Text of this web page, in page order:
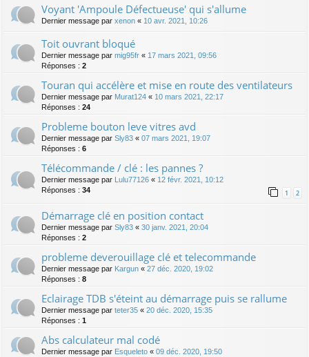
Voyant 'Ampoule Défectueuse' qui s'allume
Dernier message par xenon « 10 avr. 2021, 10:26
Toit ouvrant bloqué
Dernier message par mig95fr « 17 mars 2021, 09:56
Réponses : 2
Touran qui accélère et mise en route des ventilateurs
Dernier message par Murat124 « 10 mars 2021, 22:17
Réponses : 24
Probleme bouton leve vitres avd
Dernier message par Sly83 « 07 mars 2021, 19:07
Réponses : 6
Télécommande / clé : les pannes ?
Dernier message par Lulu77126 « 12 févr. 2021, 10:12
Réponses : 34 1 2
Démarrage clé en position contact
Dernier message par Sly83 « 30 janv. 2021, 20:04
Réponses : 2
probleme deverouillage clé et telecommande
Dernier message par Kargun « 27 déc. 2020, 19:02
Réponses : 8
Eclairage TDB s'éteint au démarrage puis se rallume
Dernier message par teter35 « 20 déc. 2020, 15:35
Réponses : 1
Abs calculateur mal codé
Dernier message par Esqueleto « 09 déc. 2020, 19:50